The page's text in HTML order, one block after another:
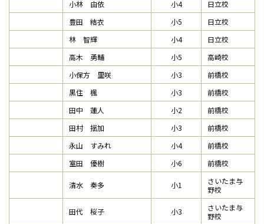
小林 由依
小4
日立校
豊田 結衣
小5
日立校
林 智輝
小4
日立校
高木 勇輔
小5
高崎校
小保方 里咲
小3
前橋校
黒住 楓
小3
前橋校
田中 蓮人
小2
前橋校
田村 揺加
小3
前橋校
永山 すみれ
小4
前橋校
室田 優樹
小6 前橋校
清水 奏多 小1
さいたま与
野校
田代 桜子 小3
さいたま与
野校